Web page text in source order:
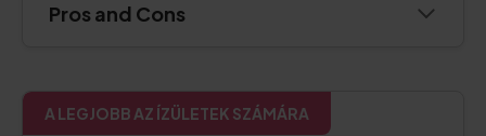
Pros and Cons
A LEGJOBB AZ ÍZÜLETEK SZÁMÁRA